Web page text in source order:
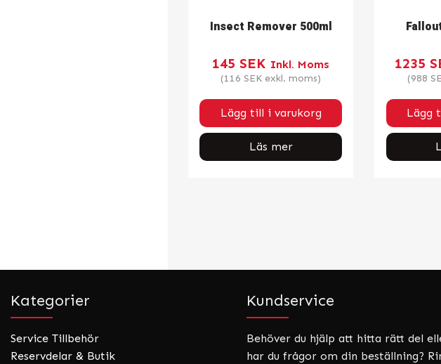
Insect Remover 500ml
145 SEK Inkl. Moms
(116 SEK exkl. moms)
Lägg till i varukorg
Läs mer
1235
(988
Lägg
Kategorier
Service Tillbehör
Reservdelar & Butik
Kundservice
Behöver du hjälp att hitta rätt del
har du frågor om din beställning?